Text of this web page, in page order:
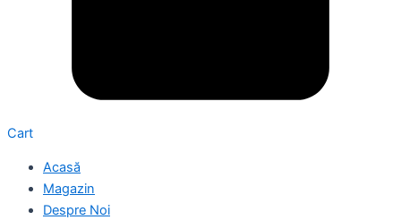
Cart
Acasă
Magazin
Despre Noi